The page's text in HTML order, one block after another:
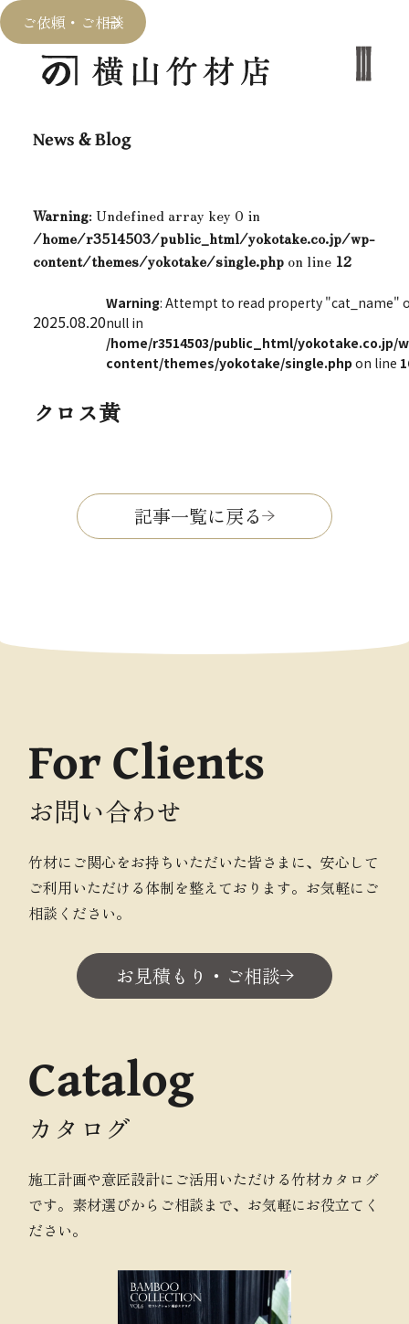
ご依頼・ご相談
News & Blog
Warning: Undefined array key 0 in
/home/r3514503/public_html/yokotake.co.jp/wp-
content/themes/yokotake/single.phpon line 12
2025.08.20
Warning: Attempt to read property "cat_name"
null in
/home/r3514503/public_html/yokotake.co.jp/
content/themes/yokotake/single.php on line
クロス黄
記事一覧に戻る
For Clients
お問い合わせ
竹材にご関心をお持ちいただいた皆さまに、安心して
ご利用いただける体制を整えております。お気軽にご
相談ください。
お見積もり・ご相談
Catalog
カタログ
施工計画や意匠設計にご活用いただける竹材カタログ
です。素材選びからご相談まで、お気軽にお役立てく
ださい。